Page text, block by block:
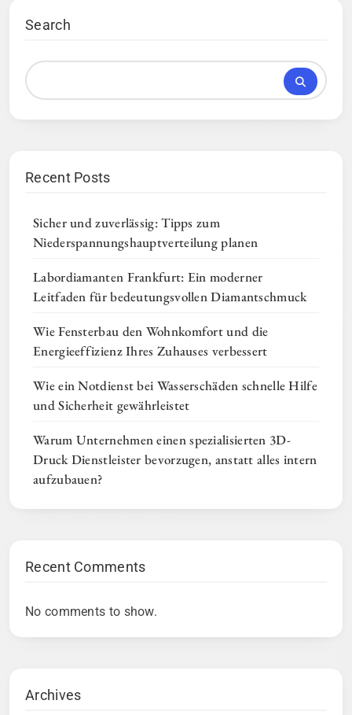
Search
Recent Posts
Sicher und zuverlässig: Tipps zum
Niederspannungshauptverteilung planen
Labordiamanten Frankfurt: Ein moderner
Leitfaden für bedeutungsvollen Diamantschmuck
Wie Fensterbau den Wohnkomfort und die
Energieeffizienz Ihres Zuhauses verbessert
Wie ein Notdienst bei Wasserschäden schnelle Hilfe
und Sicherheit gewährleistet
Warum Unternehmen einen spezialisierten 3D-
Druck Dienstleister bevorzugen, anstatt alles intern
aufzubauen?
Recent Comments
No comments to show.
Archives